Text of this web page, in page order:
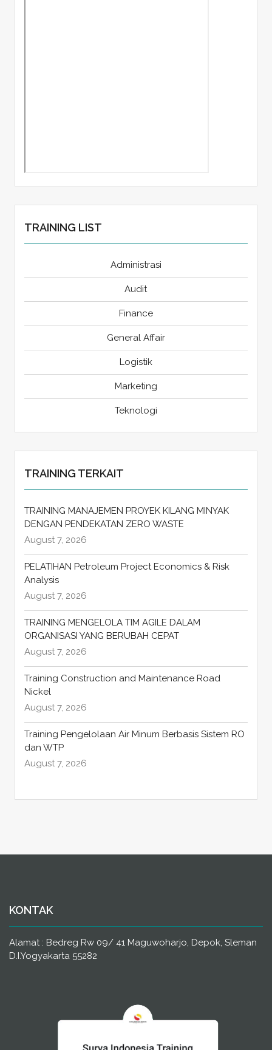
TRAINING LIST
Administrasi
Audit
Finance
General Affair
Logistik
Marketing
Teknologi
TRAINING TERKAIT
TRAINING MANAJEMEN PROYEK KILANG MINYAK
DENGAN PENDEKATAN ZERO WASTE
August 7, 2026
PELATIHAN Petroleum Project Economics & Risk
Analysis
August 7, 2026
TRAINING MENGELOLA TIM AGILE DALAM
ORGANISASI YANG BERUBAH CEPAT
August 7, 2026
Training Construction and Maintenance Road
Nickel
August 7, 2026
Training Pengelolaan Air Minum Berbasis Sistem RO
dan WTP
August 7, 2026
KONTAK
Alamat : Bedreg Rw 09/ 41 Maguwoharjo, Depok, Sleman
D.I.Yogyakarta 55282